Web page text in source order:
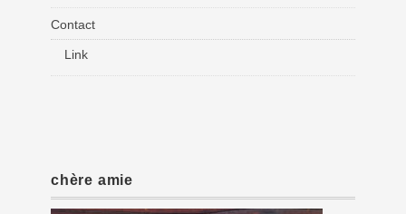
Contact
Link
chère amie